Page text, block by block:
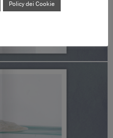
Policy dei Cookie